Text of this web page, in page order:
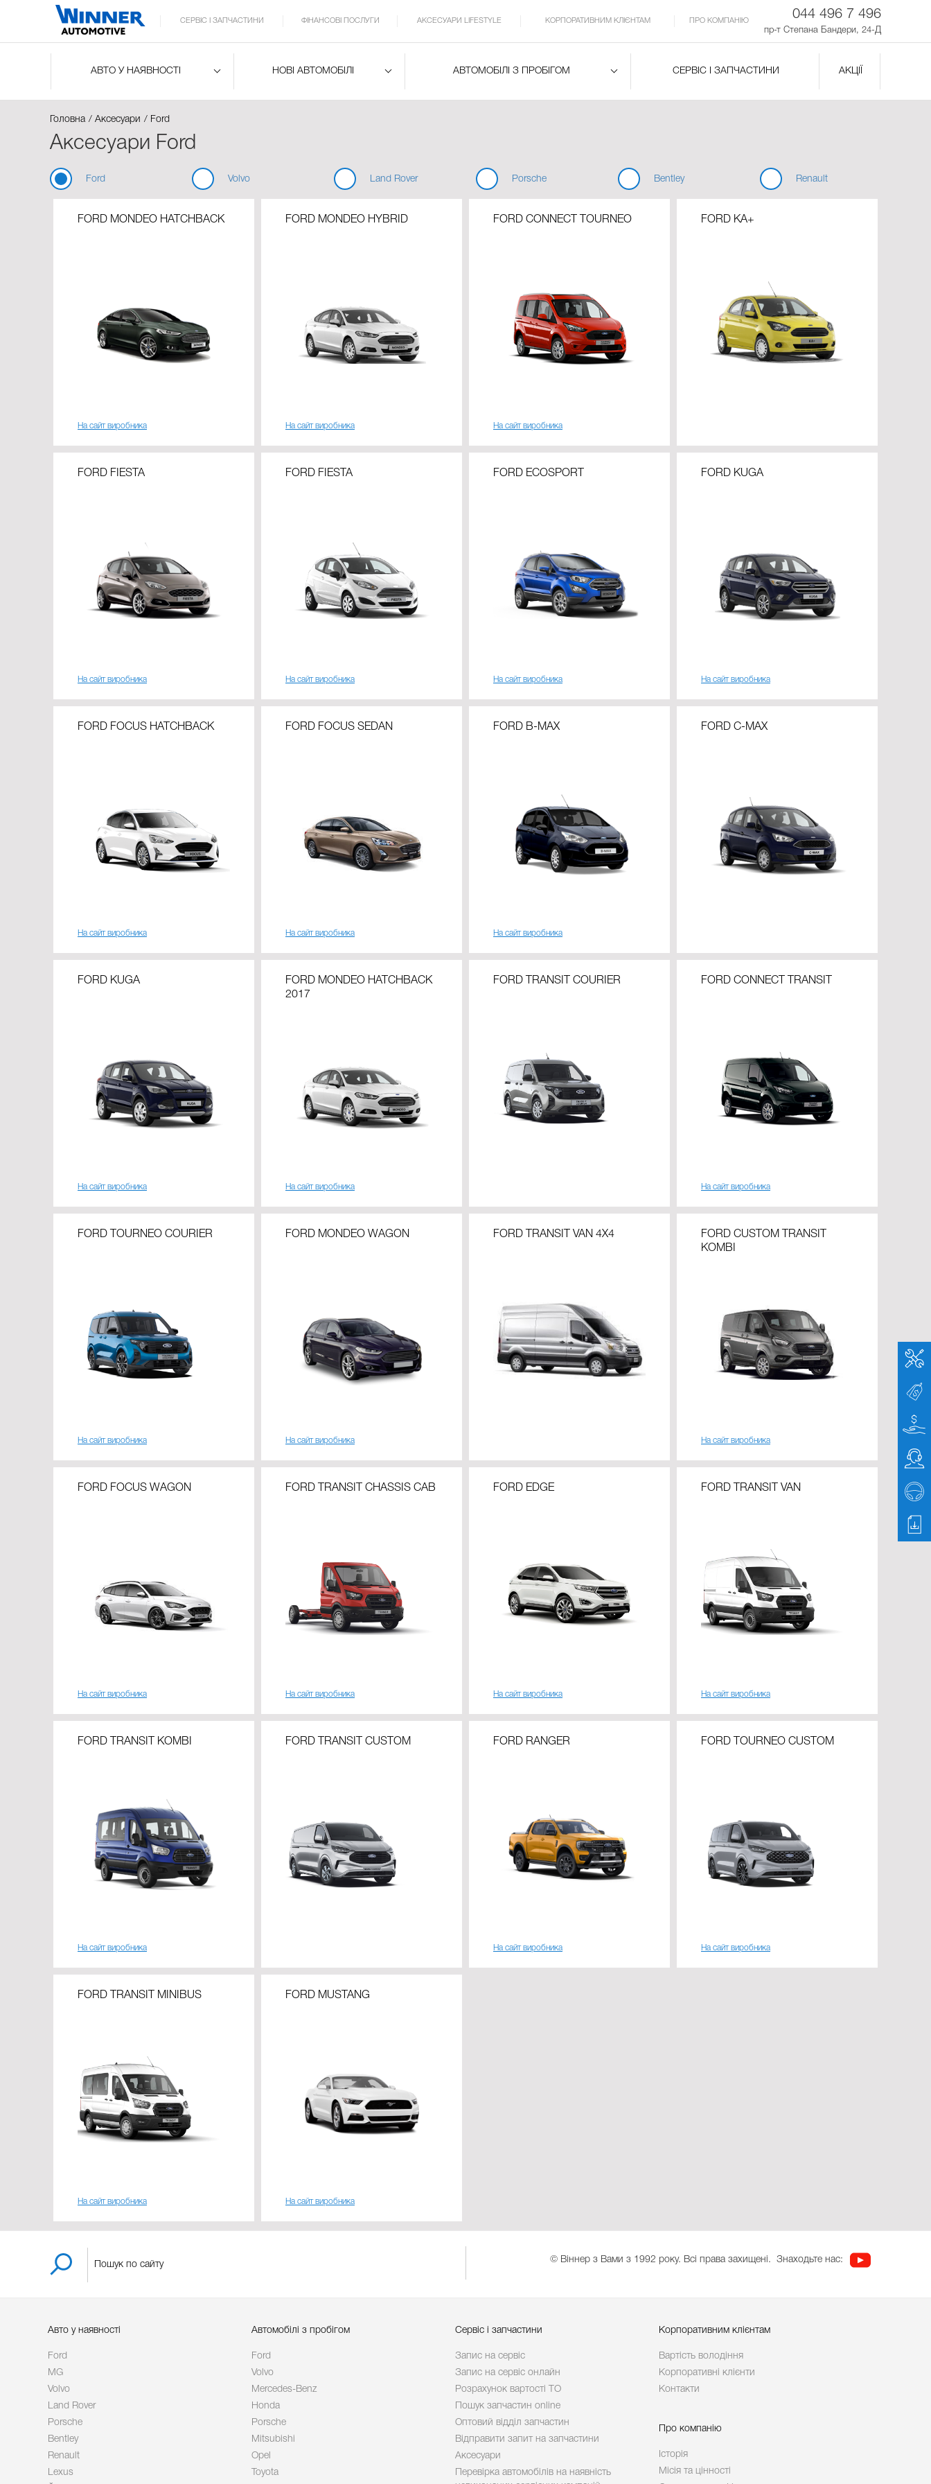
044 496 7 496
пр-т Степана Бандери, 24-Д
СЕРВІС І ЗАПЧАСТИНИ ФІНАНСОВІ ПОСЛУГИ АКСЕСУАРИ LIFESTYLE КОРПОРАТИВНИМ КЛІЄНТАМ ПРО КОМПАНІЮ
АВТО У НАЯВНОСТІ НОВІ АВТОМОБІЛІ АВТОМОБІЛІ З ПРОБІГОМ СЕРВІС І ЗАПЧАСТИНИ АКЦІЇ
Головна Аксесуари Ford
Аксесуари Ford
Ford Volvo Land Rover Porsche Bentley Renault
FORD MONDEO HATCHBACK
На сайт виробника
FORD MONDEO HYBRID
На сайт виробника
FORD CONNECT TOURNEO
На сайт виробника
FORD KA+
FORD FIESTA
На сайт виробника
FORD FIESTA
На сайт виробника
FORD ECOSPORT
На сайт виробника
FORD KUGA
На сайт виробника
FORD FOCUS HATCHBACK
На сайт виробника
FORD FOCUS SEDAN
На сайт виробника
FORD B-MAX
На сайт виробника
FORD C-MAX
FORD KUGA
На сайт виробника
FORD MONDEO HATCHBACK
2017
На сайт виробника
FORD TRANSIT COURIER FORD CONNECT TRANSIT
На сайт виробника
FORD TOURNEO COURIER
На сайт виробника
FORD MONDEO WAGON
На сайт виробника
FORD TRANSIT VAN 4X4
FORD CUSTOM TRANSIT
KOMBI
На сайт виробника
FORD FOCUS WAGON
На сайт виробника
FORD TRANSIT CHASSIS CAB
На сайт виробника
FORD EDGE
На сайт виробника
FORD TRANSIT VAN
На сайт виробника
FORD TRANSIT KOMBI
На сайт виробника
FORD TRANSIT CUSTOM FORD RANGER
На сайт виробника
FORD TOURNEO CUSTOM
На сайт виробника
FORD TRANSIT MINIBUS
На сайт виробника
FORD MUSTANG
На сайт виробника
© Віннер з Вами з 1992 року. Всі права захищені. Знаходьте нас:
Авто у наявності
Ford
MG
Volvo
Land Rover
Porsche
Bentley
Renault
Lexus
Автомобілі з пробігом
Ford
Volvo
Mercedes-Benz
Honda
Porsche
Mitsubishi
Opel
Toyota
Сервіс і запчастини
Запис на сервіс
Запис на сервіс онлайн
Розрахунок вартості ТО
Пошук запчастин online
Оптовий відділ запчастин
Відправити запит на запчастини
Аксесуари
Перевірка автомобілів на наявність
Корпоративним клієнтам
Вартість володіння
Корпоративні клієнти
Контакти
Про компанію
Історія
Місія та цінності